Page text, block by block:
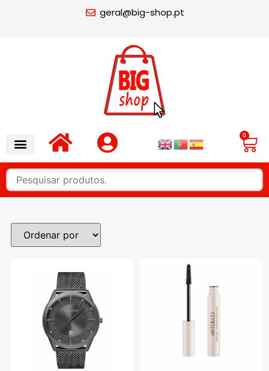
geral@big-shop.pt
0